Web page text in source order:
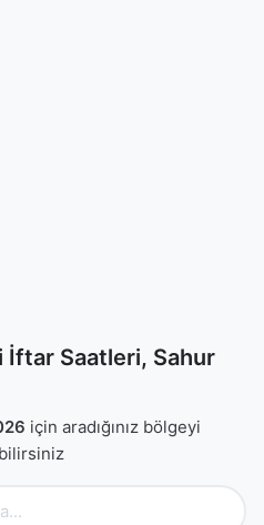
Saatleri, Sahur
için aradığınız bölgeyi